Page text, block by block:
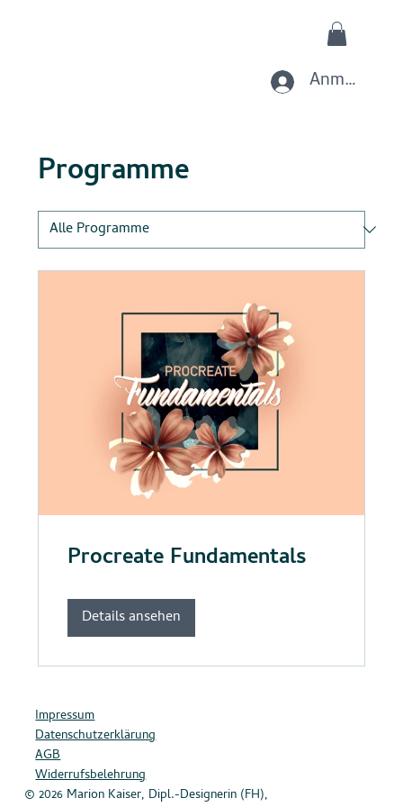
Anmelden
Programme
Procreate Fundamentals
Details ansehen
Impressum
Datenschutzerklärung
AGB
Widerrufsbelehrung
© 2026 Marion Kaiser, Dipl.-Designerin (FH),